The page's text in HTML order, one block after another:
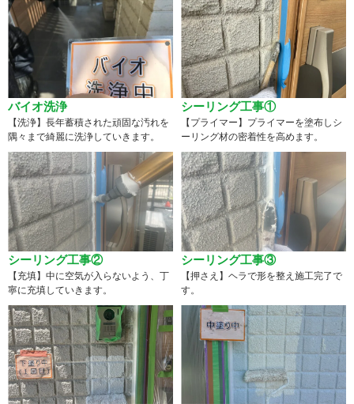
バイオ洗浄
【洗浄】長年蓄積された頑固な汚れを
隅々まで綺麗に洗浄していきます。
シーリング工事①
【プライマー】プライマーを塗布しシ
ーリング材の密着性を高めます。
シーリング工事②
【充填】中に空気が入らないよう、丁
寧に充填していきます。
シーリング工事③
【押さえ】ヘラで形を整え施工完了で
す。